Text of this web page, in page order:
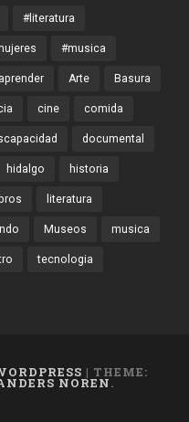
#literatura
#musica
aprender Arte Basura
cine comida
documental
hidalgo historia
literatura
Museos musica
tecnologia
| THEME:
NOREN.